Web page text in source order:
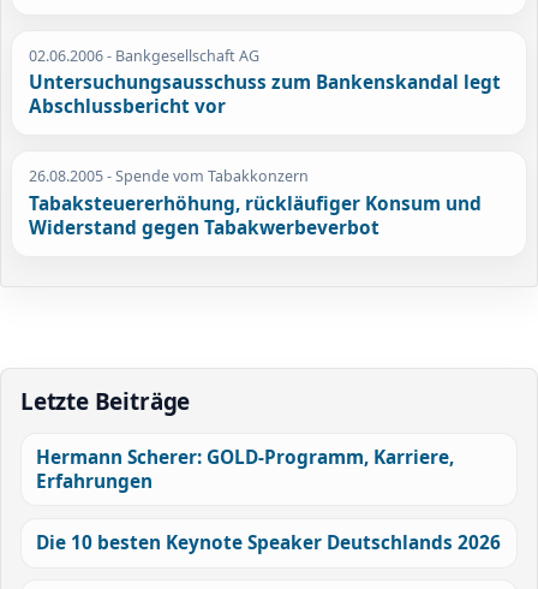
02.06.2006- Bankgesellschaft AG
Untersuchungsausschuss zum Bankenskandal legt
Abschlussbericht vor
26.08.2005- Spende vom Tabakkonzern
Tabaksteuererhöhung, rückläufiger Konsum und
Widerstand gegen Tabakwerbeverbot
Letzte Beiträge
Hermann Scherer: GOLD-Programm, Karriere,
Erfahrungen
Die 10 besten Keynote Speaker Deutschlands 2026